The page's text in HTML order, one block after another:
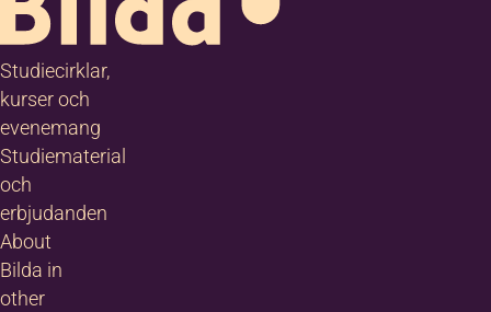
Studiecirklar,
kurser och
evenemang
Studiematerial
och
erbjudanden
About
Bilda in
other